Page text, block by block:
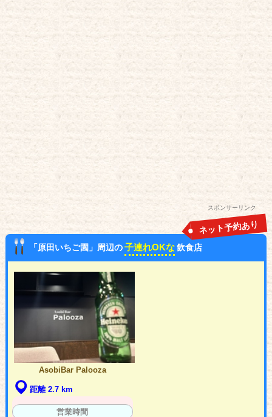
スポンサーリンク
「原田いちご園」周辺の子連れOKな 飲食店
ネット予約あり
AsobiBar Palooza
距離 2.7 km
営業時間